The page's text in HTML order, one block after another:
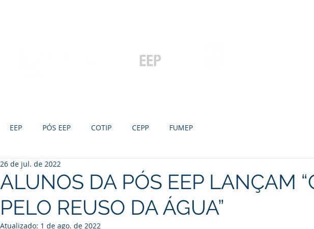
EEP PÓS EEP COTIP CEPP FUMEP
ALUNOS DA PÓS EEP LANÇAM
PELO REUSO DA ÁGUA”
26 de jul. de 2022
Atualizado: 1 de ago. de 2022